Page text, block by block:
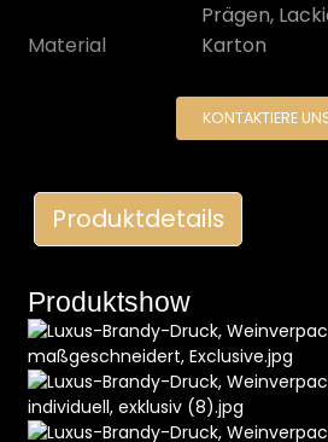
Prägen,
Material
Karton
KONTAKTIERE
Produktdetails
Produktshow